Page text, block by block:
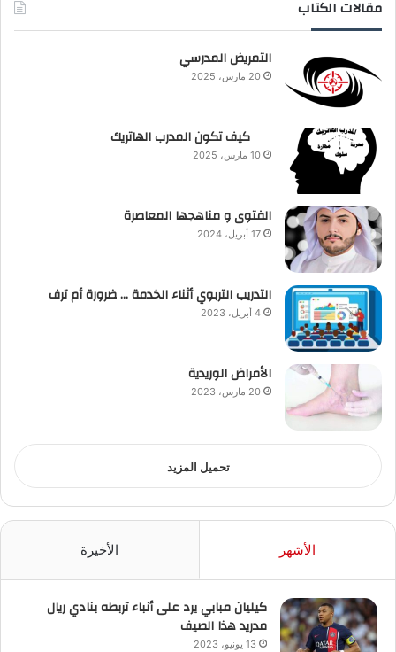
مقالات الكتاب
التمريض المدرسي
20 مارس، 2025
كيف تكون المدرب الهاتريك
10 مارس، 2025
الفتوى و مناهجها المعاصرة
17 أبريل، 2024
التدريب التربوي أثناء الخدمة … ضرورة أم ترف
4 أبريل، 2023
الأمراض الوريدية
20 مارس، 2023
تحميل المزيد
الأشهر الأخيرة
كيليان مبابي يرد على أنباء تربطه بنادي ريال
مدريد هذا الصيف
13 يونيو، 2023